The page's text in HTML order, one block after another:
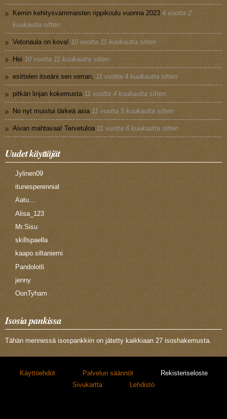
Kemin kehitysvammaisten rippikoulu vuonna 2023 4 vuotta 2
kuukautta sitten
Vetonaula on kova! 10 vuotta 11 kuukautta sitten
Hei 10 vuotta 11 kuukautta sitten
esittelen itseäni sen verran, 11 vuotta 4 kuukautta sitten
pitkän linjan kokemusta 11 vuotta 4 kuukautta sitten
No nyt muistui tärkeä asia 11 vuotta 5 kuukautta sitten
Aivan mahtavaa! Tervetuloa 11 vuotta 6 kuukautta sitten
Uudet käyttäjät
Jylinen09
itunesperennial
Aatu...
Alisa_123
Mr.Sisu
skillspaella
kaapo.siltaniemi
Pandolotli
jenny
OonTyham
Isosia pankissa
Tähän mennessä isospankkiin on jätetty kaikkiaan 27 isoshakemusta.
Käyttöehdot Palvelun säännöt
Rekisteriseloste
Sivukartta
Lehdistö